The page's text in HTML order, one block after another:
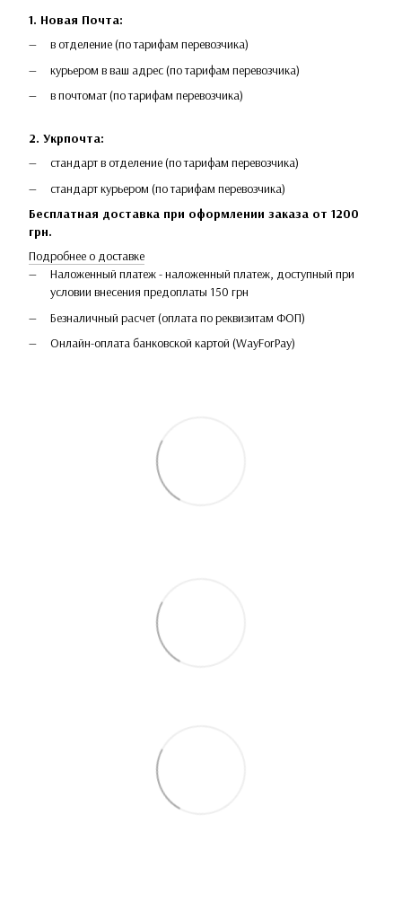
1. Новая Почта:
в отделение (по тарифам перевозчика)
курьером в ваш адрес (по тарифам перевозчика)
в почтомат (по тарифам перевозчика)
2. Укрпочта:
стандарт в отделение (по тарифам перевозчика)
стандарт курьером (по тарифам перевозчика)
Бесплатная доставка при оформлении заказа от 1200
грн.
Подробнее о доставке
Наложенный платеж - наложенный платеж, доступный при
условии внесения предоплаты 150 грн
Безналичный расчет (оплата по реквизитам ФОП)
Онлайн-оплата банковской картой (WayForPay)